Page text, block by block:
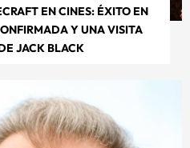
EN CINES: ÉXITO EN
Y UNA VISITA
JACK BLACK